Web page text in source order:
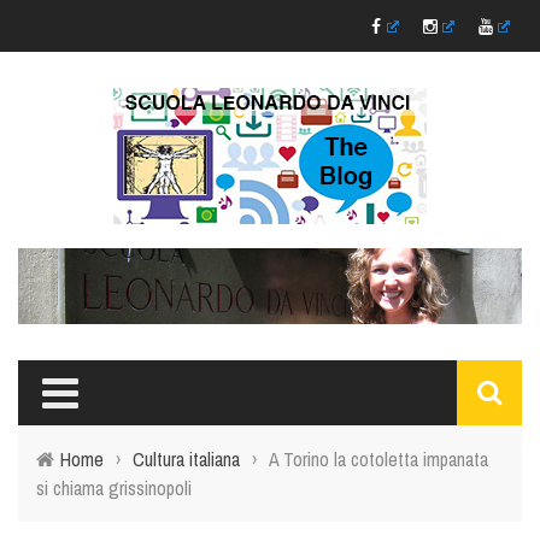
Home › Cultura italiana › A Torino la cotoletta impanata
si chiama grissinopoli